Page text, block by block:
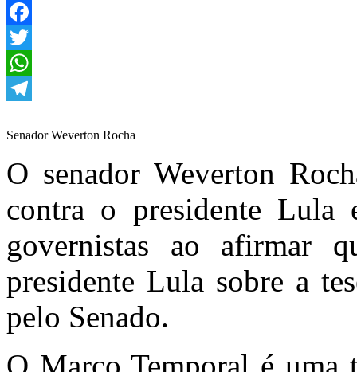
Facebook
Twitter
WhatsApp
Senador Weverton Rocha
O senador Weverton
contra o presidente Lula
governistas ao afirmar
presidente Lula sobre a
pelo Senado.